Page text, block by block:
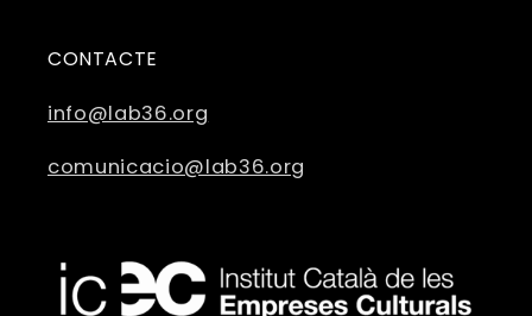
CONTACTE
info@lab36.org
comunicacio@lab36.org